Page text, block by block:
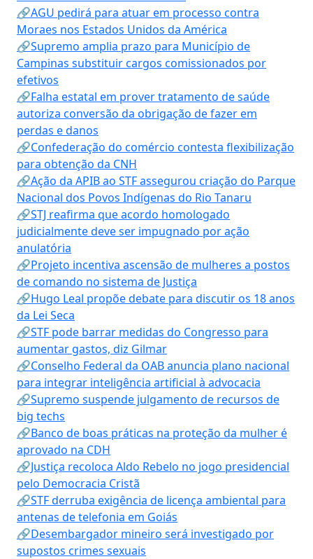
🔗AGU pedirá para atuar em processo contra
Moraes nos Estados Unidos da América
🔗Supremo amplia prazo para Município de
Campinas substituir cargos comissionados por
efetivos
🔗Falha estatal em prover tratamento de saúde
autoriza conversão da obrigação de fazer em
perdas e danos
🔗Confederação do comércio contesta flexibilização
para obtenção da CNH
🔗Ação da APIB ao STF assegurou criação do Parque
Nacional dos Povos Indígenas do Rio Tanaru
🔗STJ reafirma que acordo homologado
judicialmente deve ser impugnado por ação
anulatória
🔗Projeto incentiva ascensão de mulheres a postos
de comando no sistema de Justiça
🔗Hugo Leal propõe debate para discutir os 18 anos
da Lei Seca
🔗STF pode barrar medidas do Congresso para
aumentar gastos, diz Gilmar
🔗Conselho Federal da OAB anuncia plano nacional
para integrar inteligência artificial à advocacia
🔗Supremo suspende julgamento de recursos de
big techs
🔗Banco de boas práticas na proteção da mulher é
aprovado na CDH
🔗Justiça recoloca Aldo Rebelo no jogo presidencial
pelo Democracia Cristã
🔗STF derruba exigência de licença ambiental para
antenas de telefonia em Goiás
🔗Desembargador mineiro será investigado por
supostos crimes sexuais